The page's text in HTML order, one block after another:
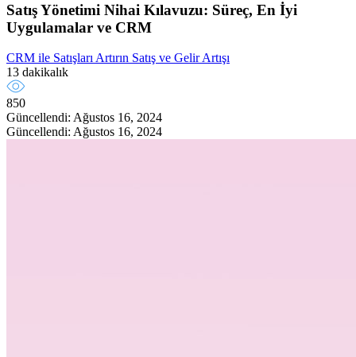
Satış Yönetimi Nihai Kılavuzu: Süreç, En İyi
Uygulamalar ve CRM
CRM ile Satışları Artırın Satış ve Gelir Artışı
13 dakikalık
850
Güncellendi: Ağustos 16, 2024
Güncellendi: Ağustos 16, 2024